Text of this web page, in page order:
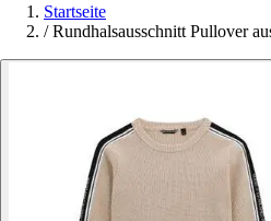
Startseite
/ Rundhalsausschnitt Pullover